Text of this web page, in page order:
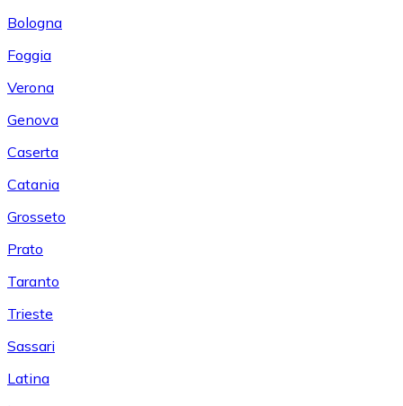
Bologna
Foggia
Verona
Genova
Caserta
Catania
Grosseto
Prato
Taranto
Trieste
Sassari
Latina